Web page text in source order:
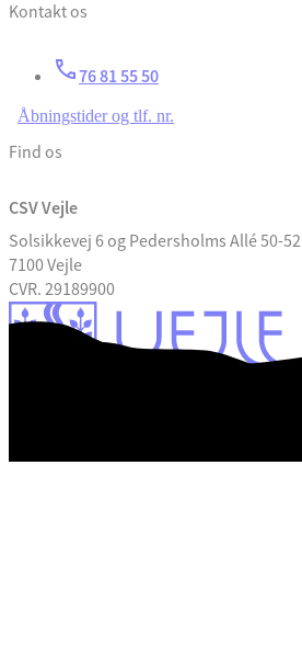
Kontakt os
76 81 55 50
Åbningstider og tlf. nr.
Find os
CSV Vejle
Solsikkevej 6 og Pedersholms Allé 50-52
7100 Vejle
CVR. 29189900